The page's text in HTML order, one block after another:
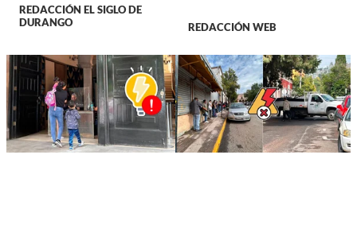
REDACCIÓN EL SIGLO DE
DURANGO
REDACCIÓN WEB